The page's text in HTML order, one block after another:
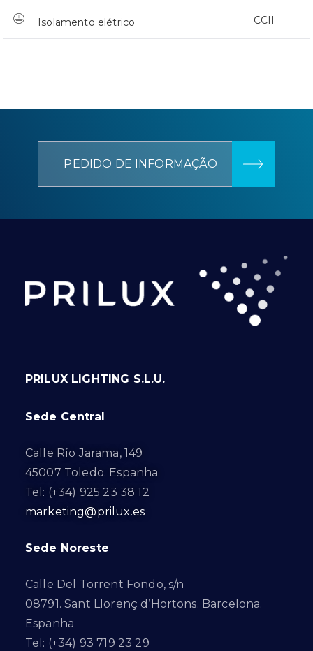
Isolamento elétrico CCII
PEDIDO DE INFORMAÇÃO
PRILUX LIGHTING S.L.U.
Sede Central
Calle Río Jarama, 149
45007 Toledo. Espanha
Tel: (+34) 925 23 38 12
marketing@prilux.es
Sede Noreste
Calle Del Torrent Fondo, s/n
08791. Sant Llorenç d’Hortons. Barcelona.
Espanha
Tel: (+34) 93 719 23 29